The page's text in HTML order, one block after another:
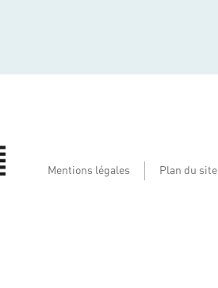
Mentions légales Plan du site